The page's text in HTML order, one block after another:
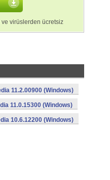
virüslerden ücretsiz
11.2.00900 (Windows)
11.0.15300 (Windows)
10.6.12200 (Windows)